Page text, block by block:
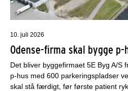
10. juli 2026
Odense-firma skal bygge p-
Det bliver byggefirmaet 5E Byg A/S
p-hus med 600 parkeringspladser
skal stå færdigt, før første patient